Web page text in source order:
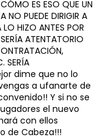
ES ESO QUE UN
NO PUEDE DIRIGIR A
HIZO ANTES POR
ATENTATORIO
SERÍA
dime que no lo
a ufanarte de
Y si no se
el nuevo
con ellos
de Cabeza!!!